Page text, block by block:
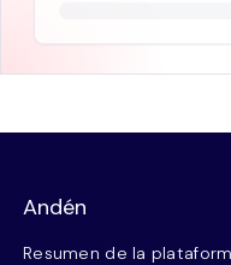
Andén
Resumen de la